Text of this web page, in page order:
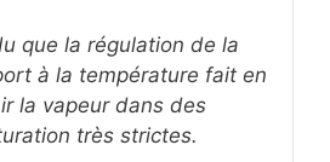
que la régulation de la
à la température fait en
la vapeur dans des
très strictes.